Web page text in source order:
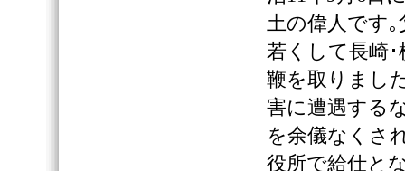
土の偉人です
若くして長崎
鞭を取りまし
害に遭遇する
を余儀なくさ
役所で給仕と